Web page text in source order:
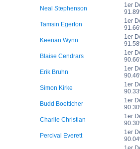
Neal Stephenson
1er
Tamsin Egerton
1er
Keenan Wynn
1er
Blaise Cendrars
1er
Erik Bruhn
1er
Simon Kirke
1er
Budd Boetticher
1er
Charlie Christian
1er
Percival Everett
1er